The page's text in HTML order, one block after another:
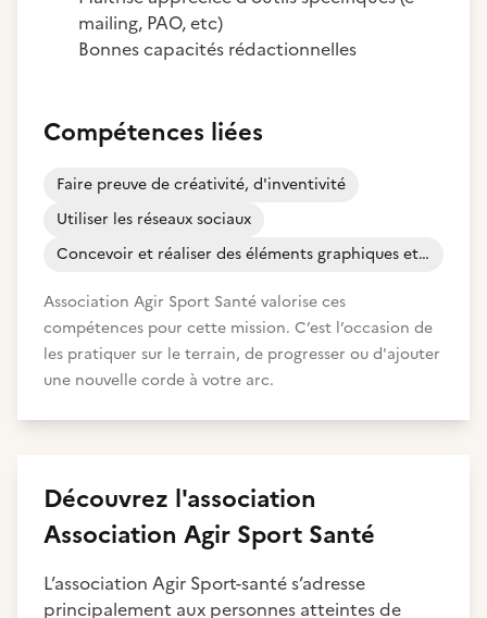
mailing, PAO, etc)
Bonnes capacités rédactionnelles
Compétences liées
Faire preuve de créativité, d'inventivité
Utiliser les réseaux sociaux
Concevoir et réaliser des éléments graphiques et visuels
Association Agir Sport Santé valorise ces
compétences pour cette mission. C’est l’occasion de
les pratiquer sur le terrain, de progresser ou d'ajouter
une nouvelle corde à votre arc.
Découvrez l'association
Association Agir Sport Santé
L’association Agir Sport-santé s’adresse
principalement aux personnes atteintes de